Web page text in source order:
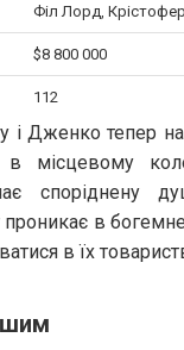
Філ Лорд,
$8 800 000
112
і Дженко тепер
в місцевому
споріднену
проникає в
в їх